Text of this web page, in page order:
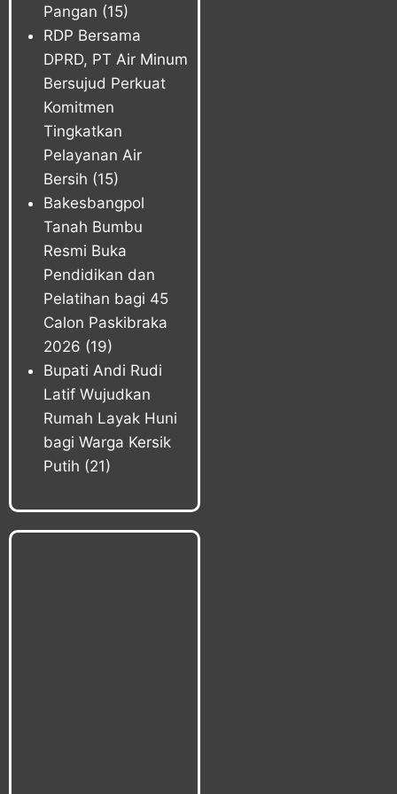
Pangan (15)
RDP Bersama
DPRD, PT Air Minum
Bersujud Perkuat
Komitmen
Tingkatkan
Pelayanan Air
Bersih (15)
Bakesbangpol
Tanah Bumbu
Resmi Buka
Pendidikan dan
Pelatihan bagi 45
Calon Paskibraka
2026 (19)
Bupati Andi Rudi
Latif Wujudkan
Rumah Layak Huni
bagi Warga Kersik
Putih (21)